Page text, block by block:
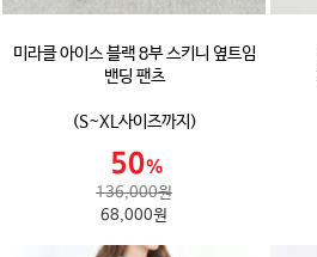
미라클 아이스 블랙 8부 스키니 옆트임
밴딩 팬츠
(S~XL사이즈까지)
136,000원
68,000원